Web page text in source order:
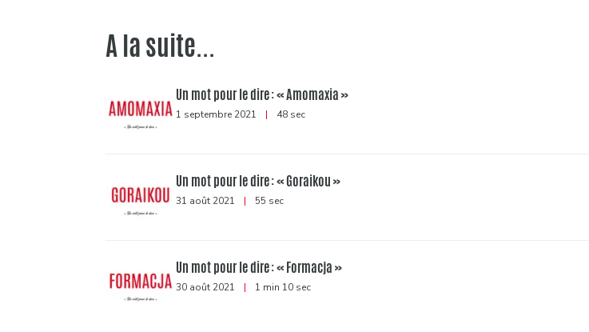
A la suite...
Un mot pour le dire : « Amomaxia »
1 septembre 2021 | 48 sec
Un mot pour le dire : « Goraikou »
31 août 2021 | 55 sec
Un mot pour le dire : « Formacja »
30 août 2021 | 1 min 10 sec